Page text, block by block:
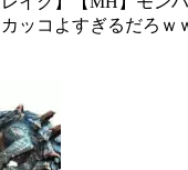
ッコよすぎるだろｗ